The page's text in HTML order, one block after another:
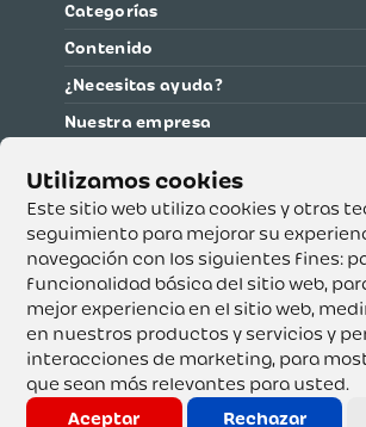
Este sitio web utiliza cookies y otras
seguimiento para mejorar su
navegación con los siguientes fines:
funcionalidad básica del sitio web,
mejor experiencia en el sitio web,
en nuestros productos y servicios y
interacciones de marketing, para
que sean más relevantes para usted.
Aceptar
Rechazar
Categorías
Contenido
¿Necesitas ayuda?
Nuestra empresa
Supertiendas y Drogería Olímpica S.A. -
Dirección de notificación: Calle 53 No. 46-
Teléfono: 3232540999 - Correo:
Copyright o Actualización 2023 OLÍMPICA
Reservados.